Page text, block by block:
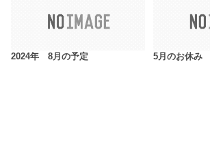
2024年 8月の予定 5月のお休み